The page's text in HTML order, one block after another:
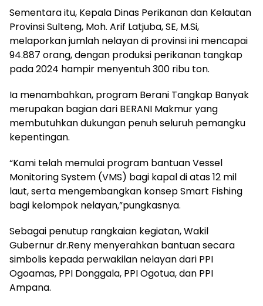
Sementara itu, Kepala Dinas Perikanan dan Kelautan
Provinsi Sulteng, Moh. Arif Latjuba, SE, M.Si,
melaporkan jumlah nelayan di provinsi ini mencapai
94.887 orang, dengan produksi perikanan tangkap
pada 2024 hampir menyentuh 300 ribu ton.
Ia menambahkan, program Berani Tangkap Banyak
merupakan bagian dari BERANI Makmur yang
membutuhkan dukungan penuh seluruh pemangku
kepentingan.
“Kami telah memulai program bantuan Vessel
Monitoring System (VMS) bagi kapal di atas 12 mil
laut, serta mengembangkan konsep Smart Fishing
bagi kelompok nelayan,”pungkasnya.
Sebagai penutup rangkaian kegiatan, Wakil
Gubernur dr.Reny menyerahkan bantuan secara
simbolis kepada perwakilan nelayan dari PPI
Ogoamas, PPI Donggala, PPI Ogotua, dan PPI
Ampana.